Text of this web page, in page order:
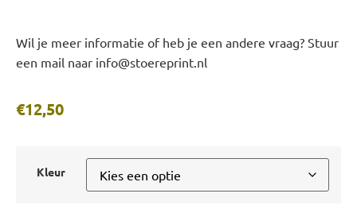
Wil je meer informatie of heb je een andere vraag? Stuur
een mail naar info@stoereprint.nl
€12,50
Kleur